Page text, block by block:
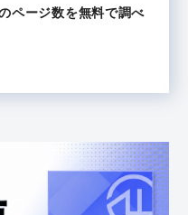
ページ数を無料で調べ